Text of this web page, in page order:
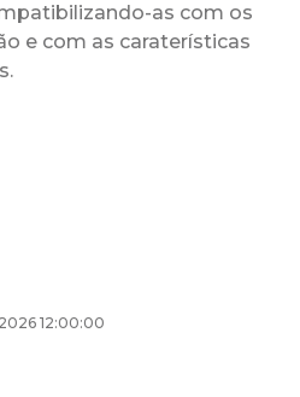
as com os
e com as caraterísticas
12:00:00